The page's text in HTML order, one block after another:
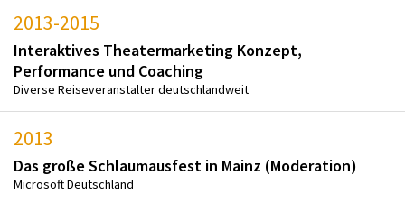
2013-2015
Interaktives Theatermarketing Konzept,
Performance und Coaching
Diverse Reiseveranstalter deutschlandweit
2013
Das große Schlaumausfest in Mainz (Moderation)
Microsoft Deutschland